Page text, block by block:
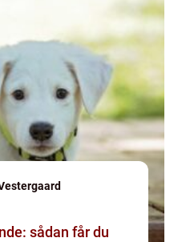
sådan får du